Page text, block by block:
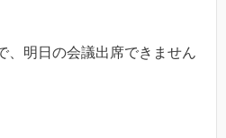
、明日の会議出席できません